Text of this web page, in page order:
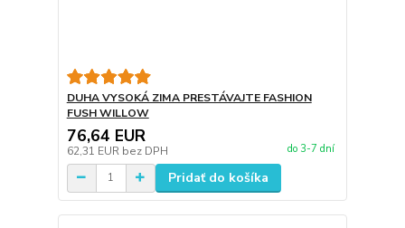
DUHA VYSOKÁ ZIMA PRESTÁVAJTE FASHION
FUSH WILLOW
76,64 EUR
62,31 EUR bez DPH do 3-7 dní
Pridať do košíka